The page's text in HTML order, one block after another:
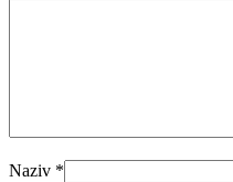
Naziv *